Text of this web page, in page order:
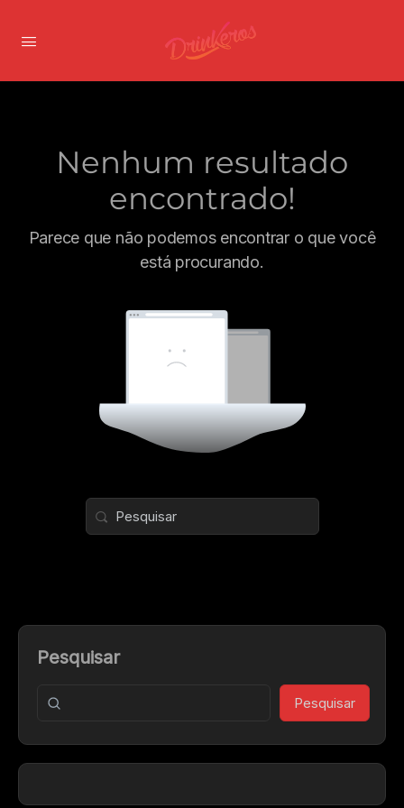
Nenhum resultado
encontrado!
Parece que não podemos encontrar o que você
está procurando.
Pesquisar
Pesquisar